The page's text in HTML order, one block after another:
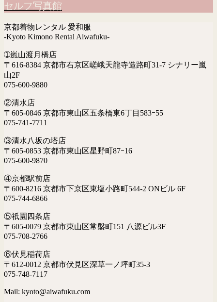
セルフ写真館
京都着物レンタル 愛和服
-Kyoto Kimono Rental Aiwafuku-
➀嵐山渡月橋店
〒616-8384 京都市右京区嵯峨天龍寺造路町31-7 シナリー嵐
山2F
075-600-9880
②清水店
〒605-0846 京都市東山区五条橋東6丁目583ｰ55
075-741-7711
③清水八坂の塔店
〒605-0853 京都市東山区星野町87ｰ16
075-600-9870
④京都駅前店
〒600-8216 京都市下京区東塩小路町544-2 ONビル 6F
075-744-6866
⑤祇園四条店
〒605-0079 京都市東山区常盤町151 八源ビル3F
075-708-2766
⑥伏見稲荷店
〒612-0012 京都市伏見区深草一ノ坪町35-3
075-748-7117
Mail: kyoto@aiwafuku.com